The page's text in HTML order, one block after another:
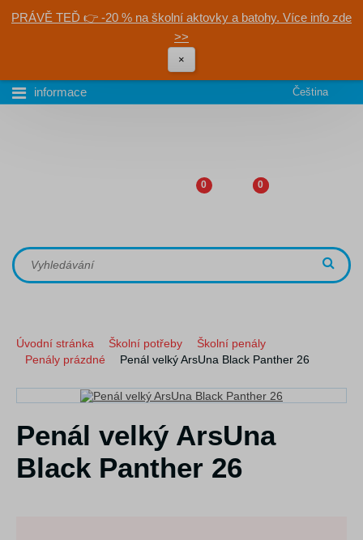
PRÁVĚ TEĎ 👉 -20 % na školní aktovky a batohy. Více info zde
>>
×
informace Čeština
0 0
Úvodní stránka Školní potřeby
Školní penály
Penály prázdné
Penál velký ArsUna Black Panther 26
Penál velký ArsUna
Black Panther 26